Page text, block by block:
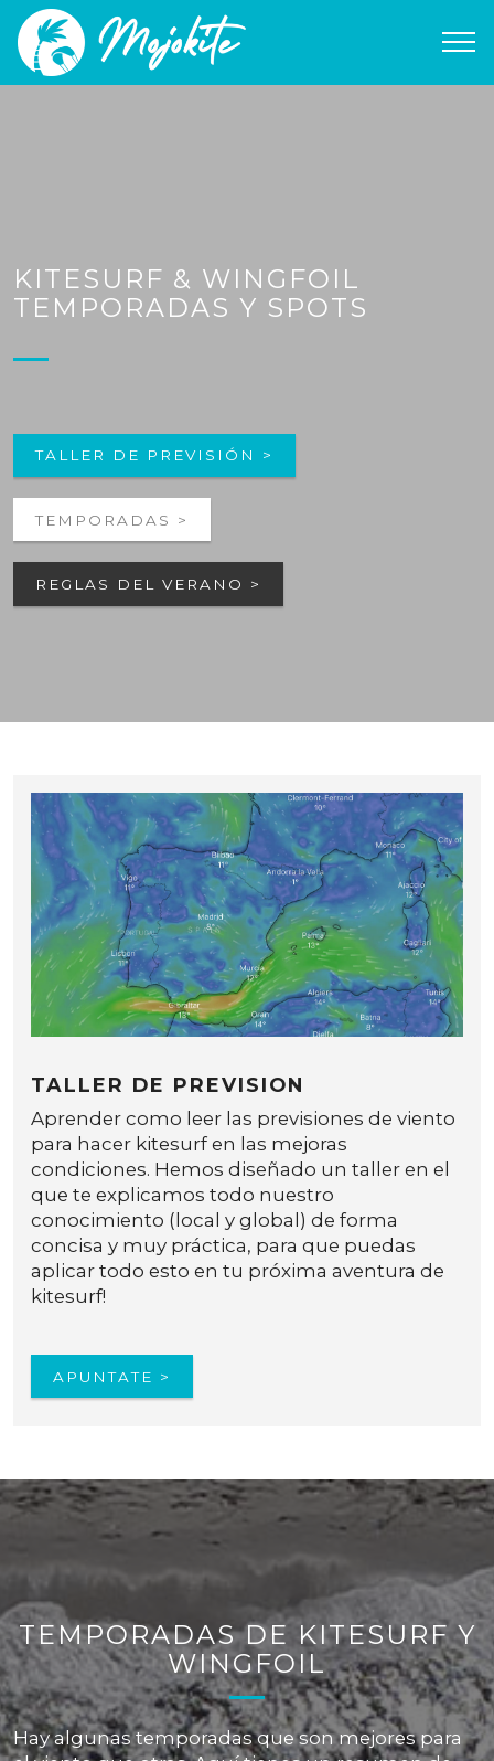
KITESURF & WINGFOIL
TEMPORADAS Y SPOTS
TALLER DE PREVISIÓN >
TEMPORADAS >
REGLAS DEL VERANO >
TALLER DE PREVISION
Aprender como leer las previsiones de viento
para hacer kitesurf en las mejoras
condiciones. Hemos diseñado un taller en el
que te explicamos todo nuestro
conocimiento (local y global) de forma
concisa y muy práctica, para que puedas
aplicar todo esto en tu próxima aventura de
kitesurf!
APUNTATE >
TEMPORADAS DE KITESURF Y
WINGFOIL
Hay algunas temporadas que son mejores para